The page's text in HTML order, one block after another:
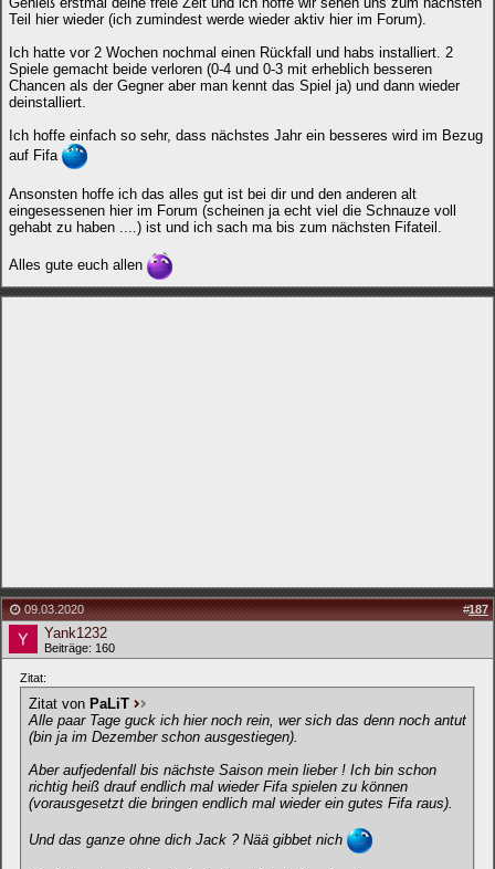
Teil hier wieder (ich zumindest werde wieder aktiv hier im Forum).
Ich hatte vor 2 Wochen nochmal einen Rückfall und habs installiert. 2
Spiele gemacht beide verloren (0-4 und 0-3 mit erheblich besseren
Chancen als der Gegner aber man kennt das Spiel ja) und dann wieder
deinstalliert.
Ich hoffe einfach so sehr, dass nächstes Jahr ein besseres wird im Bezug
auf Fifa
Ansonsten hoffe ich das alles gut ist bei dir und den anderen alt
eingesessenen hier im Forum (scheinen ja echt viel die Schnauze voll
gehabt zu haben ....) ist und ich sach ma bis zum nächsten Fifateil.
Alles gute euch allen
09.03.2020 #187
Yank1232
Beiträge: 160
Zitat:
Zitat von PaLiT
Alle paar Tage guck ich hier noch rein, wer sich das denn noch antut
(bin ja im Dezember schon ausgestiegen).
Aber aufjedenfall bis nächste Saison mein lieber ! Ich bin schon
richtig heiß drauf endlich mal wieder Fifa spielen zu können
(vorausgesetzt die bringen endlich mal wieder ein gutes Fifa raus).
Und das ganze ohne dich Jack ? Nää gibbet nich